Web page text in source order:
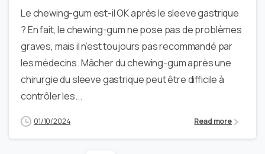
Le chewing-gum est-il OK après le sleeve gastrique
? En fait, le chewing-gum ne pose pas de problèmes
graves, mais il n’est toujours pas recommandé par
les médecins. Mâcher du chewing-gum après une
chirurgie du sleeve gastrique peut être difficile à
contrôler les...
01/10/2024 Read more